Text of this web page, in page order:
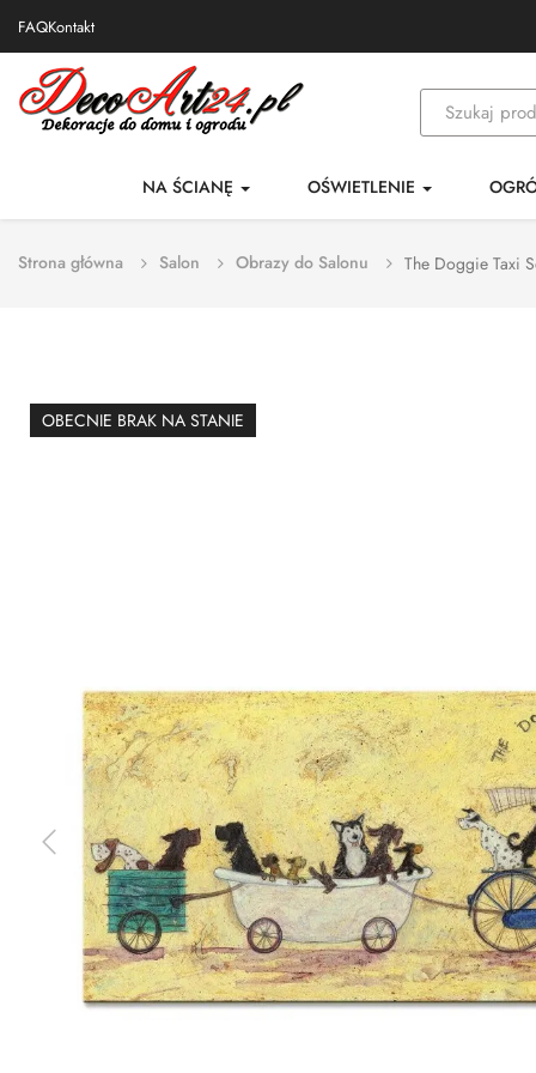
FAQKontakt
NA ŚCIANĘ OŚWIETLENIE
Strona główna Salon Obrazy do Salonu The Doggie Taxi
OBECNIE BRAK NA STANIE